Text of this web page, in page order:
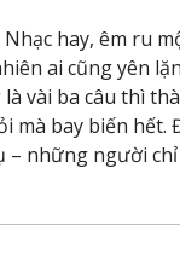
hay, êm ru
ai cũng yên
vài ba câu thì
mà bay biến
– những người